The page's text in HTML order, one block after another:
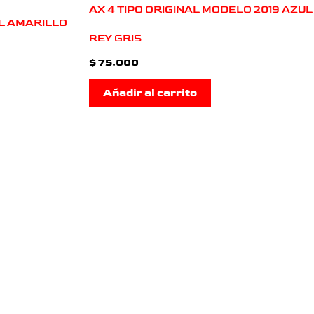
AMARILLO
AX 4 TIPO ORIGINAL MODELO 2019 AZUL
REY GRIS
$75.000
Añadir al carrito